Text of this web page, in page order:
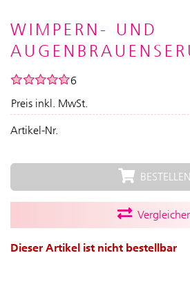
WIMPERN- UND
6
Preis inkl. MwSt.
Artikel-Nr.
BESTELLEN
Dieser Artikel ist nicht bestellbar